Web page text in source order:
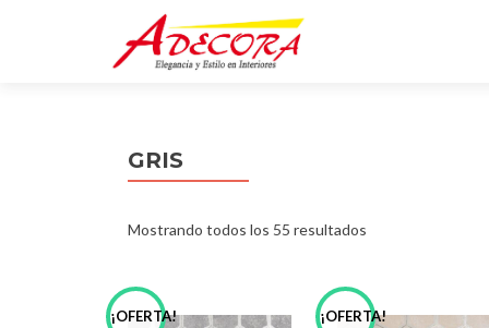
GRIS
Mostrando todos los 55 resultados
¡OFERTA! ¡OFERTA!